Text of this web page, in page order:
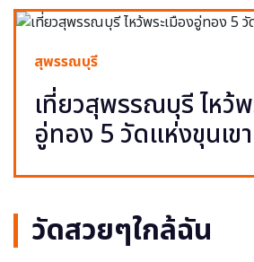
สุพรรณบุรี
เที่ยวสุพรรณบุรี ไหว้พ
อู่ทอง 5 วัดแห่งขุนเขา
วัดสวยๆใกล้ฉัน